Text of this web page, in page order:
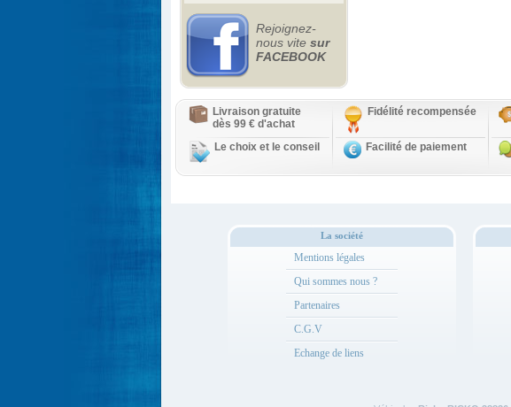
Rejoignez-
nous vite sur
FACEBOOK
Livraison gratuite
dès 99 € d'achat
Fidélité recompensée
Le choix et le conseil Facilité de paiement
La société
Mentions légales
Qui sommes nous ?
Partenaires
C.G.V
Echange de liens